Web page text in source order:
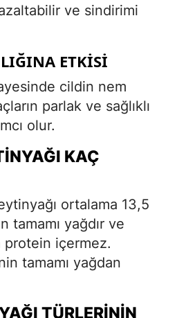
ve sindirimi
ETKISI
cildin nem
parlak ve sağlıklı
olur.
KAÇ
ortalama 13,5
tamamı yağdır ve
protein içermez.
tamamı yağdan
TÜRLERININ